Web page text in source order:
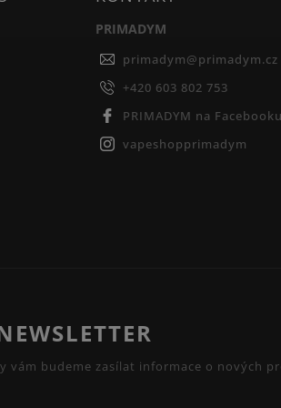
PRIMADYM
primadym@primadym.cz
+420 603 802 753
PRIMADYM na Facebooku
vapeshopprimadym
vám budeme zasílat informace o nových